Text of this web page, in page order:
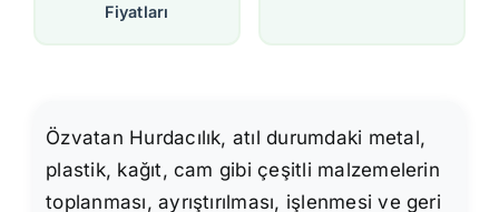
Fiyatları
Özvatan Hurdacılık, atıl durumdaki metal,
plastik, kağıt, cam gibi çeşitli malzemelerin
toplanması, ayrıştırılması, işlenmesi ve geri